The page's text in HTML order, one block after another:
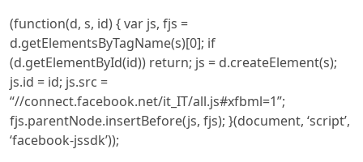
(function(d, s, id) { var js, fjs =
d.getElementsByTagName(s)[0]; if
(d.getElementById(id)) return; js = d.createElement(s);
js.id = id; js.src =
“//connect.facebook.net/it_IT/all.js#xfbml=1”;
fjs.parentNode.insertBefore(js, fjs); }(document, ‘script’,
‘facebook-jssdk’));